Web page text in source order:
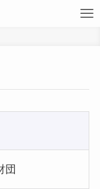
団